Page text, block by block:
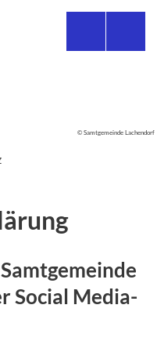
© Samtgemeinde Lachendorf
Social Media-